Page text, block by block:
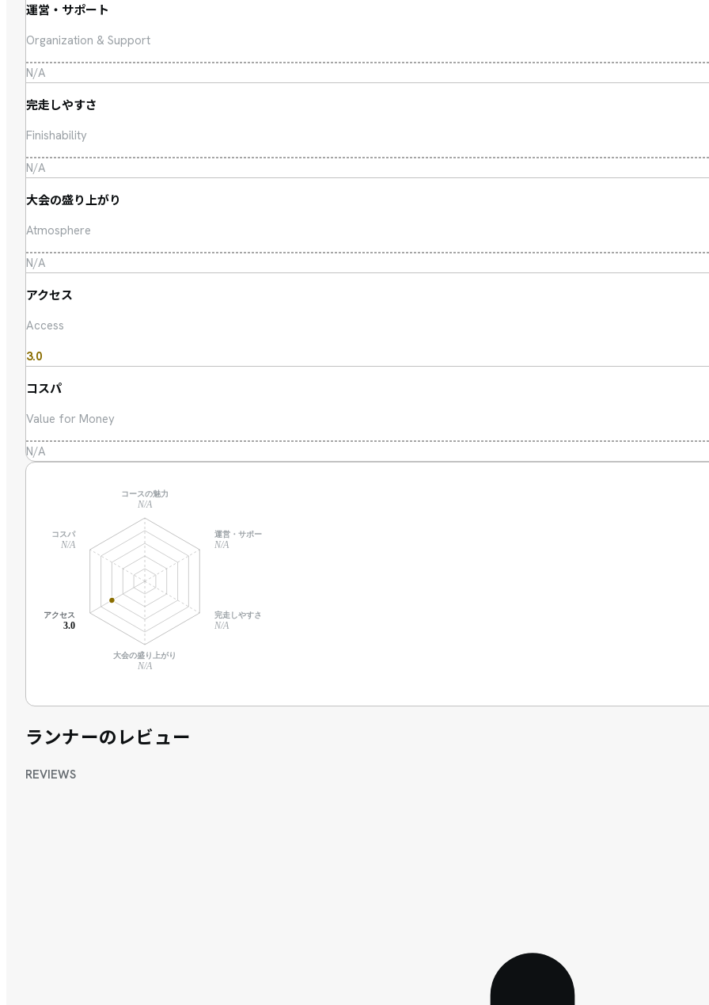
運営・サポート
Organization & Support
N/A
完走しやすさ
Finishability
N/A
大会の盛り上がり
Atmosphere
N/A
アクセス
Access
3.0
コスパ
Value for Money
N/A
コースの魅力
N/A
運営・サポート
N/A
完走しやすさ
N/A
大会の盛り上がり
N/A
アクセス
3.0
コスパ
N/A
ランナーのレビュー
REVIEWS